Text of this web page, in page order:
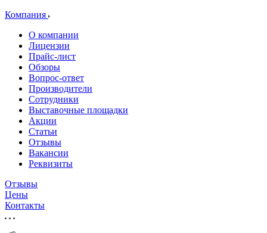
Компания
О компании
Лицензии
Прайс-лист
Обзоры
Вопрос-ответ
Производители
Сотрудники
Выставочные площадки
Акции
Статьи
Отзывы
Вакансии
Реквизиты
Отзывы
Цены
Контакты